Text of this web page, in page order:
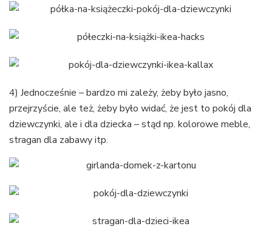
4) Jednocześnie – bardzo mi zależy, żeby było jasno,
przejrzyście, ale też, żeby było widać, że jest to pokój dla
dziewczynki, ale i dla dziecka – stąd np. kolorowe meble,
stragan dla zabawy itp.